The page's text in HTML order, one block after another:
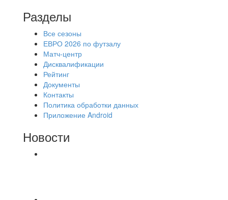
Разделы
Все сезоны
ЕВРО 2026 по футзалу
Матч-центр
Дисквалификации
Рейтинг
Документы
Контакты
Политика обработки данных
Приложение Android
Новости